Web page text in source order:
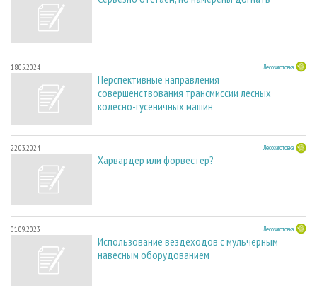
18.05.2024 Лесозаготовка
Перспективные направления
совершенствования трансмиссии лесных
колесно-гусеничных машин
22.03.2024 Лесозаготовка
Харвардер или форвестер?
01.09.2023 Лесозаготовка
Использование вездеходов с мульчерным
навесным оборудованием